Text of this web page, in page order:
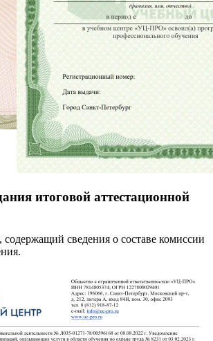
итоговой аттестационной
сведения о составе комиссии